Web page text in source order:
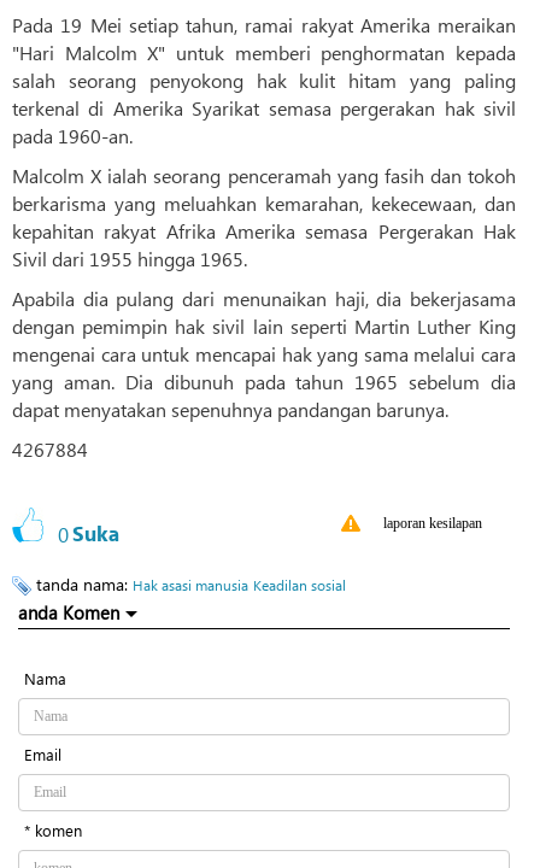
Pada 19 Mei setiap tahun, ramai rakyat Amerika meraikan
"Hari Malcolm X" untuk memberi penghormatan kepada
salah seorang penyokong hak kulit hitam yang paling
terkenal di Amerika Syarikat semasa pergerakan hak sivil
pada 1960-an.
Malcolm X ialah seorang penceramah yang fasih dan tokoh
berkarisma yang meluahkan kemarahan, kekecewaan, dan
kepahitan rakyat Afrika Amerika semasa Pergerakan Hak
Sivil dari 1955 hingga 1965.
Apabila dia pulang dari menunaikan haji, dia bekerjasama
dengan pemimpin hak sivil lain seperti Martin Luther King
mengenai cara untuk mencapai hak yang sama melalui cara
yang aman. Dia dibunuh pada tahun 1965 sebelum dia
dapat menyatakan sepenuhnya pandangan barunya.
4267884
0Suka laporan kesilapan
tanda nama: Hak asasi manusia Keadilan sosial
anda Komen
Nama
Email
* komen